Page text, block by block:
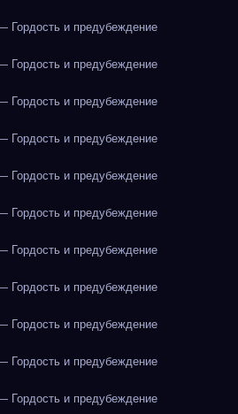
Гордость и предубеждение
Гордость и предубеждение
Гордость и предубеждение
Гордость и предубеждение
Гордость и предубеждение
Гордость и предубеждение
Гордость и предубеждение
Гордость и предубеждение
Гордость и предубеждение
Гордость и предубеждение
Гордость и предубеждение